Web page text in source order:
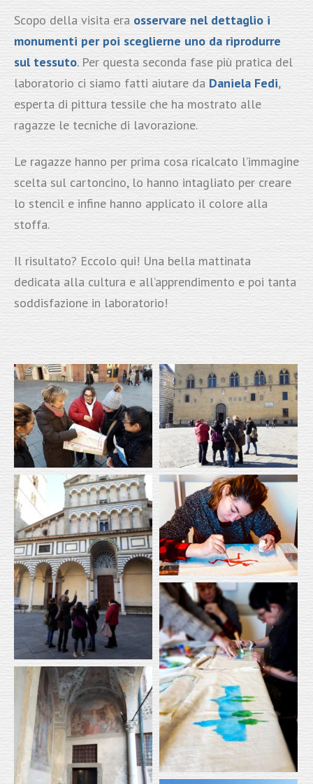
Scopo della visita era osservare nel dettaglio i
monumenti per poi sceglierne uno da riprodurre
sul tessuto.Per questa seconda fase più pratica del
laboratorio ci siamo fatti aiutare da Daniela Fedi,
esperta di pittura tessile che ha mostrato alle
ragazze le tecniche di lavorazione.
Le ragazze hanno per prima cosa ricalcato l’immagine
scelta sul cartoncino, lo hanno intagliato per creare
lo stencil e infine hanno applicato il colore alla
stoffa.
Il risultato? Eccolo qui! Una bella mattinata
dedicata alla cultura e all’apprendimento e poi tanta
soddisfazione in laboratorio!